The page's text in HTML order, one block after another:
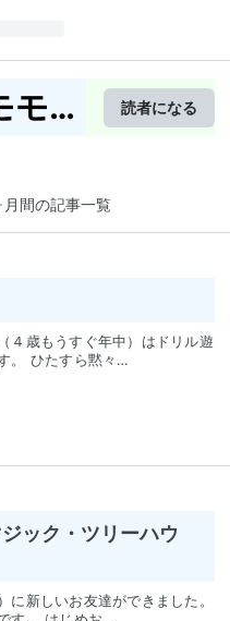
モ
読者になる
間の記事一覧
４歳もうすぐ年中）はドリル遊
。 ひたすら黙々…
ック・ツリーハウ
に新しいお友達ができました。